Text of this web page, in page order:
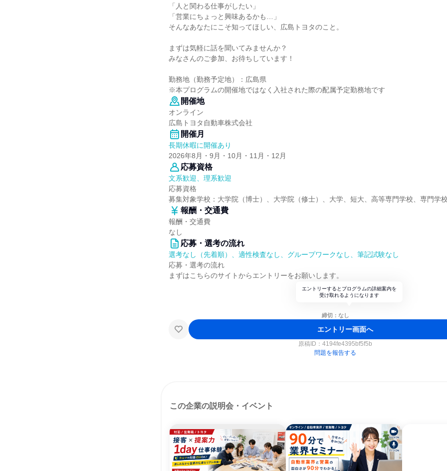
「人と関わる仕事がしたい」
「営業にちょっと興味あるかも…」
そんなあなたにこそ知ってほしい、広島トヨタのこと。
まずは気軽に話を聞いてみませんか？
みなさんのご参加、お待ちしています！
勤務地（勤務予定地）：広島県
※本プログラムの開催地ではなく入社された際の配属予定勤務地です
開催地
オンライン
広島トヨタ自動車株式会社
開催月
長期休暇に開催あり
2026年8月・9月・10月・11月・12月
応募資格
文系歓迎、理系歓迎
応募資格
募集対象学校：大学院（博士）、大学院（修士）、大学、短大、高等専門学校、専門学
報酬・交通費
報酬・交通費
なし
応募・選考の流れ
選考なし（先着順）、適性検査なし、グループワークなし、筆記試験なし
応募・選考の流れ
まずはこちらのサイトからエントリーをお願いします。
エントリーするとプログラムの詳細案内を
受け取れるようになります
締切：なし
エントリー画面へ
原稿ID： 4194fe4395bf5f5b
問題を報告する
この企業の説明会・イベント